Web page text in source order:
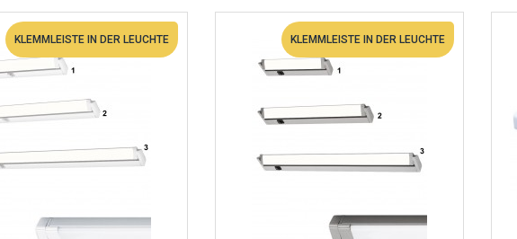
KLEMMLEISTE IN DER LEUCHTE KLEMMLEISTE IN DER LEUCHTE